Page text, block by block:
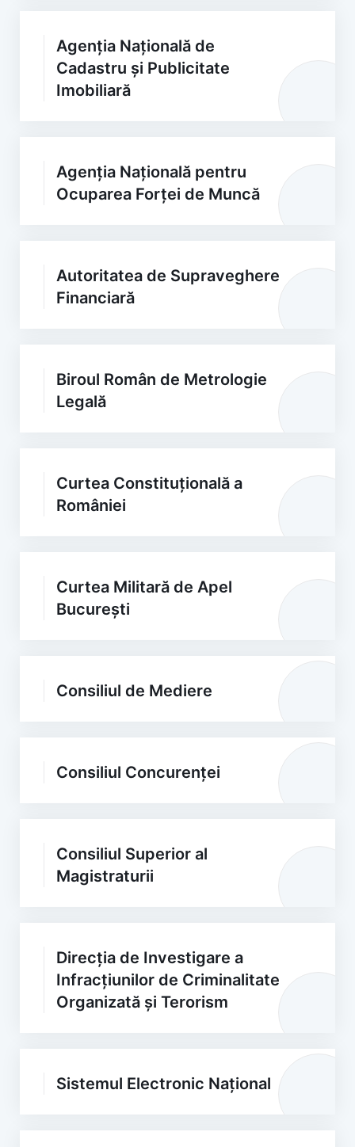
Agenția Națională de
Cadastru și Publicitate
Imobiliară
Agenția Națională pentru
Ocuparea Forței de Muncă
Autoritatea de Supraveghere
Financiară
Biroul Român de Metrologie
Legală
Curtea Constituțională a
României
Curtea Militară de Apel
București
Consiliul de Mediere
Consiliul Concurenței
Consiliul Superior al
Magistraturii
Direcția de Investigare a
Infracțiunilor de Criminalitate
Organizată și Terorism
Sistemul Electronic Național